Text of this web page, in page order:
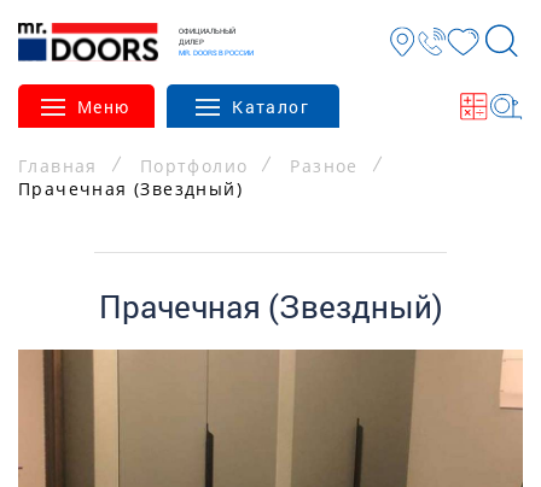
ОФИЦИАЛЬНЫЙ
ДИЛЕР
MR. DOORS В РОССИИ
Меню Каталог
Главная Портфолио
Разное
Прачечная (Звездный)
Прачечная (Звездный)